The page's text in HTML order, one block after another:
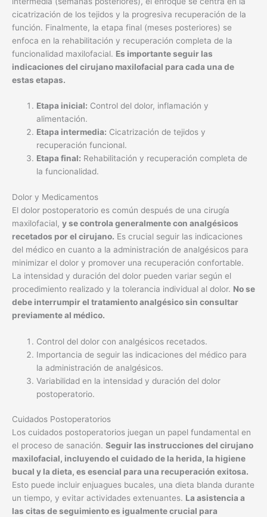
cicatrización de los tejidos y la progresiva recuperación de la
función. Finalmente, la etapa final (meses posteriores) se
enfoca en la rehabilitación y recuperación completa de la
funcionalidad maxilofacial. Es importante seguir las
indicaciones del cirujano maxilofacial para cada una de
estas etapas.
Etapa inicial: Control del dolor, inflamación y
alimentación.
Etapa intermedia: Cicatrización de tejidos y
recuperación funcional.
Etapa final: Rehabilitación y recuperación completa de
la funcionalidad.
Dolor y Medicamentos
El dolor postoperatorio es común después de una cirugía
maxilofacial, y se controla generalmente con analgésicos
recetados por el cirujano. Es crucial seguir las indicaciones
del médico en cuanto a la administración de analgésicos para
minimizar el dolor y promover una recuperación confortable.
La intensidad y duración del dolor pueden variar según el
procedimiento realizado y la tolerancia individual al dolor. No se
debe interrumpir el tratamiento analgésico sin consultar
previamente al médico.
Control del dolor con analgésicos recetados.
Importancia de seguir las indicaciones del médico para
la administración de analgésicos.
Variabilidad en la intensidad y duración del dolor
postoperatorio.
Cuidados Postoperatorios
Los cuidados postoperatorios juegan un papel fundamental en
el proceso de sanación. Seguir las instrucciones del cirujano
maxilofacial, incluyendo el cuidado de la herida, la higiene
bucal y la dieta, es esencial para una recuperación exitosa.
Esto puede incluir enjuagues bucales, una dieta blanda durante
un tiempo, y evitar actividades extenuantes. La asistencia a
las citas de seguimiento es igualmente crucial para